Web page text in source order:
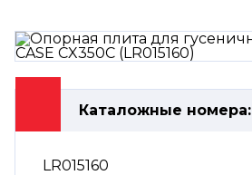
Каталожные номера:
LR015160